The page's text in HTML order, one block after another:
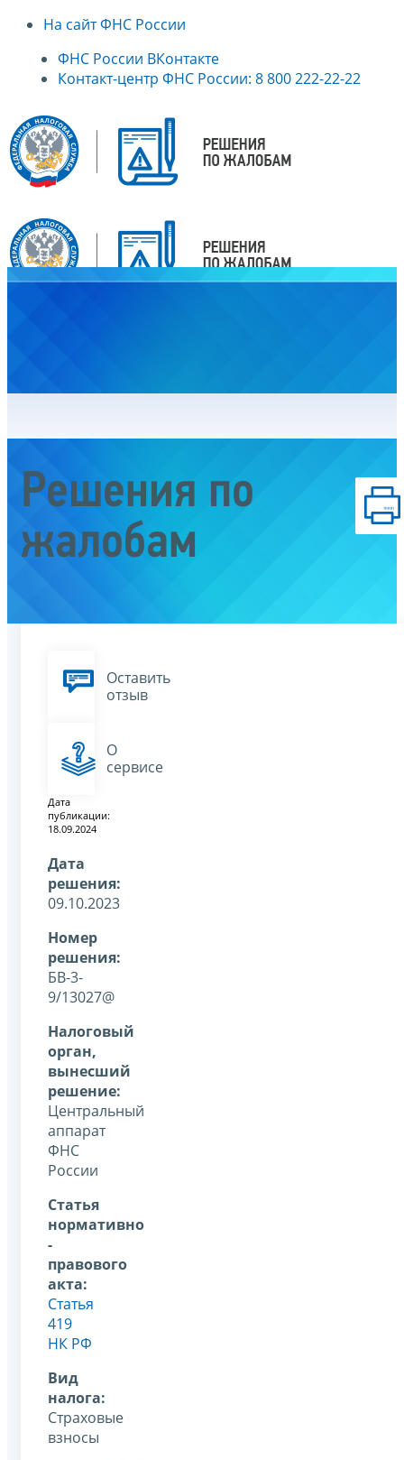
На сайт ФНС России
ФНС России ВКонтакте
Контакт-центр ФНС России: 8 800 222-22-22
Решения по
жалобам
Оставить
отзыв
О
сервисе
Дата
публикации:
18.09.2024
Дата
решения:
09.10.2023
Номер
решения:
БВ-3-
9/13027@
Налоговый
орган,
вынесший
решение:
Центральный
аппарат
ФНС
России
Статья
нормативно
-
правового
акта:
Статья
419
НК РФ
Вид
налога:
Страховые
взносы